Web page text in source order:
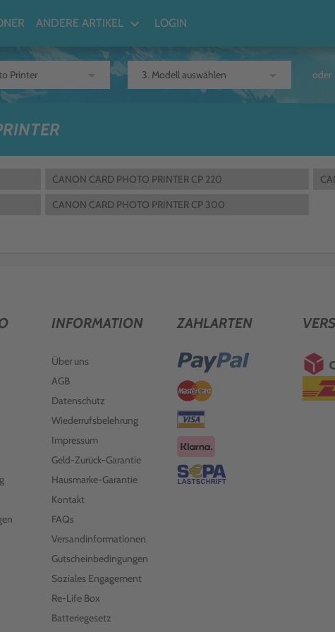
ANDERE ARTIKEL keyboard_arrow_down LOGIN
oder
CANON CARD PHOTO PRINTER CP 220
CANON CARD PHOTO PRINTER CP 300
INFORMATION
Über uns
AGB
Datenschutz
Wiederrufsbelehrung
Impressum
Geld-Zurück-Garantie
Hausmarke-Garantie
Kontakt
FAQs
Versandinformationen
Gutscheinbedingungen
Soziales Engagement
Re-Life Box
Batteriegesetz
ZAHLARTEN